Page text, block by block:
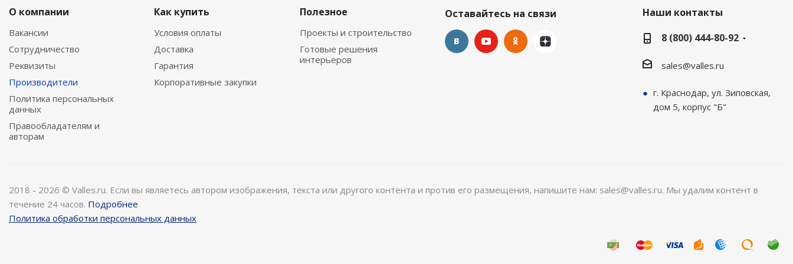
О компании
Вакансии
Сотрудничество
Реквизиты
Производители
Политика персональных
данных
Правообладателям и
авторам
Как купить
Условия оплаты
Доставка
Гарантия
Корпоративные закупки
Полезное
Проекты и строительство
Готовые решения
интерьеров
Оставайтесь на связи
Наши контакты
8 (800) 444-80-92
sales@valles.ru
г. Краснодар, ул. Зиповская,
дом 5, корпус "Б"
2018 - 2026 © Valles.ru. Если вы являетесь автором изображения, текста или другого контента и против его размещения, напишите нам: sales@valles.ru. Мы удалим контент в
течение 24 часов. Подробнее
Политика обработки персональных данных